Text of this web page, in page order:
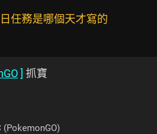
任務是哪個天才寫的
] 抓寶
(PokemonGO)